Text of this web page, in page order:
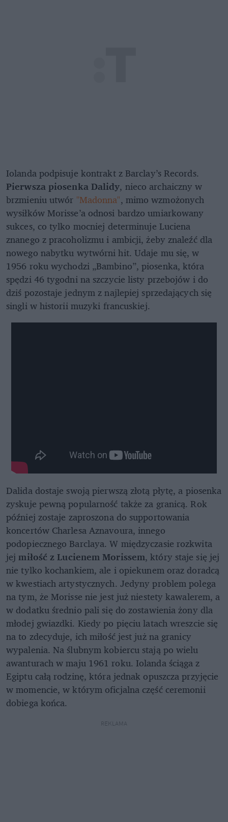
Iolanda podpisuje kontrakt z Barclay’s Records.
Pierwsza piosenka Dalidy, nieco archaiczny w
brzmieniu utwór "Madonna", mimo wzmożonych
wysiłków Morisse’a odnosi bardzo umiarkowany
sukces, co tylko mocniej determinuje Luciena
znanego z pracoholizmu i ambicji, żeby znaleźć dla
nowego nabytku wytwórni hit. Udaje mu się, w
1956 roku wychodzi „Bambino”, piosenka, która
spędzi 46 tygodni na szczycie listy przebojów i do
dziś pozostaje jednym z najlepiej sprzedających się
singli w historii muzyki francuskiej.
Dalida dostaje swoją pierwszą złotą płytę, a piosenka
zyskuje pewną popularność także za granicą. Rok
później zostaje zaproszona do supportowania
koncertów Charlesa Aznavoura, innego
podopiecznego Barclaya. W międzyczasie rozkwita
jejmiłość z Lucienem Morissem, który staje się jej
nie tylko kochankiem, ale i opiekunem oraz doradcą
w kwestiach artystycznych. Jedyny problem polega
na tym, że Morisse nie jest już niestety kawalerem, a
w dodatku średnio pali się do zostawienia żony dla
młodej gwiazdki. Kiedy po pięciu latach wreszcie się
na to zdecyduje, ich miłość jest już na granicy
wypalenia. Na ślubnym kobiercu stają po wielu
awanturach w maju 1961 roku. Iolanda ściąga z
Egiptu całą rodzinę, która jednak opuszcza przyjęcie
w momencie, w którym oficjalna część ceremonii
dobiega końca.
REKLAMA